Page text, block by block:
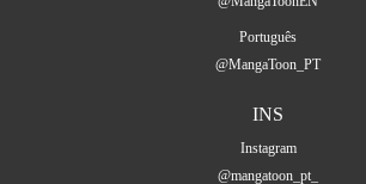
Português
@MangaToon_PT
INS
Instagram
@mangatoon_pt_